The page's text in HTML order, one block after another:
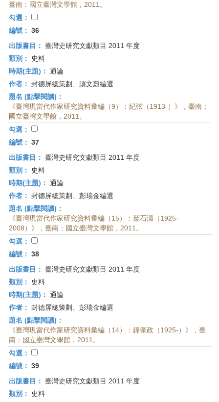
臺南：國立臺灣文學館，2011。
勾選：
編號： 36
出版書目： 臺灣史研究文獻類目 2011 年度
類別：
史料
時期(主題)： 通論
作者： 封德屏總策劃、須文蔚編選
題名 (點擊閱讀)：
《臺灣現當代作家研究資料彙編（9）：紀弦（1913-）》，臺南：
國立臺灣文學館，2011。
勾選：
編號： 37
出版書目： 臺灣史研究文獻類目 2011 年度
類別：
史料
時期(主題)： 通論
作者： 封德屏總策劃、彭瑞金編選
題名 (點擊閱讀)：
《臺灣現當代作家研究資料彙編（15）：葉石濤（1925-
2008）》，臺南：國立臺灣文學館，2011。
勾選：
編號： 38
出版書目： 臺灣史研究文獻類目 2011 年度
類別：
史料
時期(主題)： 通論
作者： 封德屏總策劃、彭瑞金編選
題名 (點擊閱讀)：
《臺灣現當代作家研究資料彙編（14）：鐘肇政（1925-）》，臺
南：國立臺灣文學館，2011。
勾選：
編號： 39
出版書目： 臺灣史研究文獻類目 2011 年度
類別：
史料